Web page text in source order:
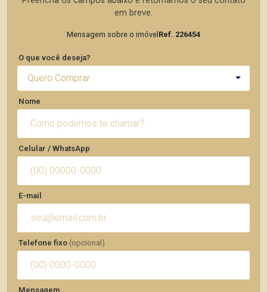
em breve.
Mensagem sobre o imóvel Ref. 226454
O que você deseja?
Quero Comprar
Nome
Celular / WhatsApp
E-mail
Telefone fixo (opcional)
Mensagem